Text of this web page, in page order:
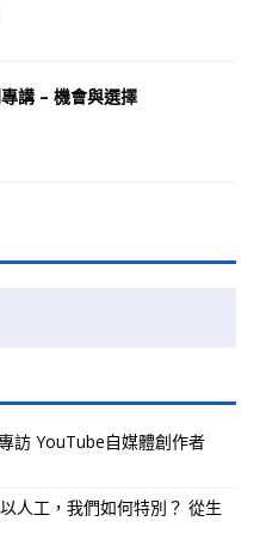
講 – 機會與選擇
訪 YouTube自媒體創作者
人工，我們如何特別？ 從生